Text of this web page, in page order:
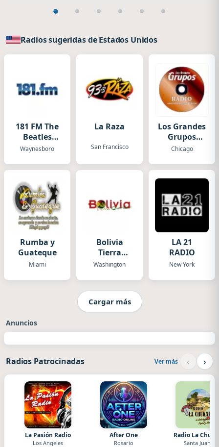
Radios sugeridas de Estados Unidos
181 FM The
Beatles
Channel
Waynesboro
La Raza
San Francisco
Los Grandes
Grupos
Radio
Chicago
Rumba y
Guateque
Miami
Bolivia
Tierra
Querida
Washington
LA 21
RADIO
New York
Cargar más
Anuncios
Radios Patrocinadas Ver más ‹ ›
La Pasión Radio
Los Angeles
After One
Rosario
Radio La
Santa Juana